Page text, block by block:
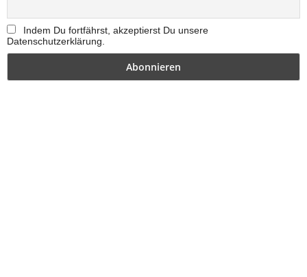
Indem Du fortfährst, akzeptierst Du unsere
Datenschutzerklärung.